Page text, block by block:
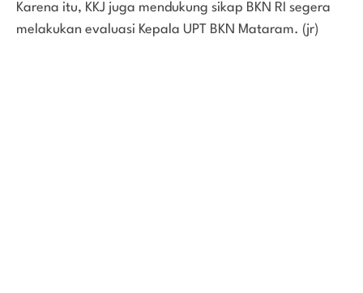
Karena itu, KKJ juga mendukung sikap BKN RI segera
melakukan evaluasi Kepala UPT BKN Mataram. (jr)